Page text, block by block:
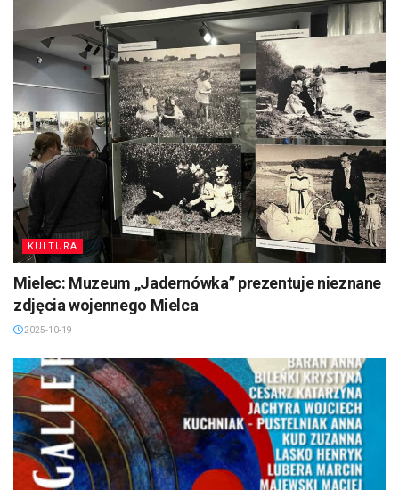
KULTURA
Mielec: Muzeum „Jadernówka” prezentuje nieznane
zdjęcia wojennego Mielca
2025-10-19